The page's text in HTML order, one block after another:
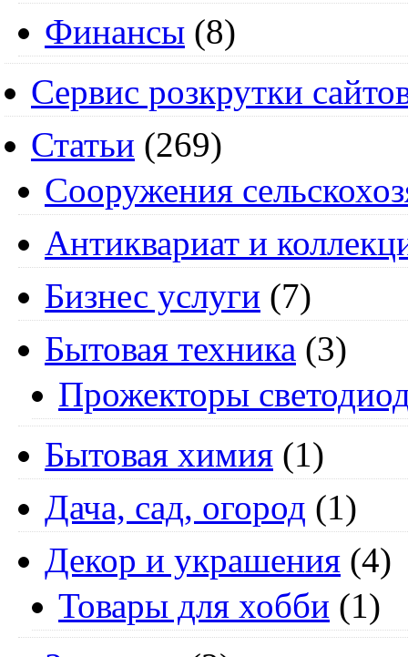
Финансы (8)
Сервис розкрутки
Статьи (269)
Cооружения
Антиквариат и
Бизнес услуги (7)
Бытовая техника (3)
Прожекторы
Бытовая химия (1)
Дача, сад, огород (1)
Декор и украшения (4)
Товары для хобби (1)